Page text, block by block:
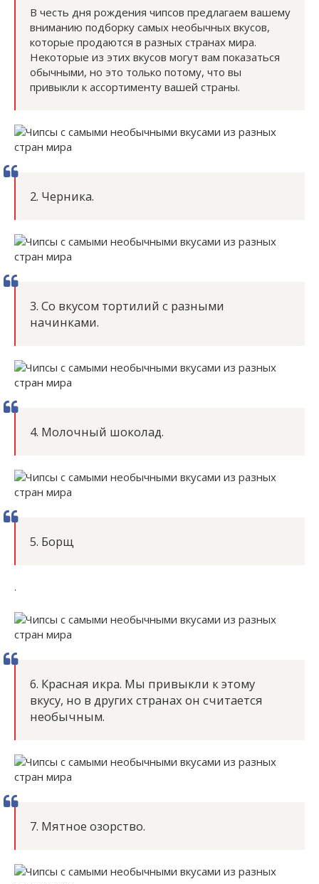
В честь дня рождения чипсов предлагаем вашему
вниманию подборку самых необычных вкусов,
которые продаются в разных странах мира.
Некоторые из этих вкусов могут вам показаться
обычными, но это только потому, что вы
привыкли к ассортименту вашей страны.
2. Черника.
3. Со вкусом тортилий с разными
начинками.
4. Молочный шоколад.
5. Борщ
.
6. Красная икра. Мы привыкли к этому
вкусу, но в других странах он считается
необычным.
7. Мятное озорство.